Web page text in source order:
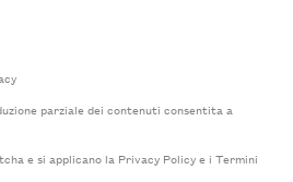
parziale dei contenuti consentita a
e si applicano la Privacy Policye i Termini